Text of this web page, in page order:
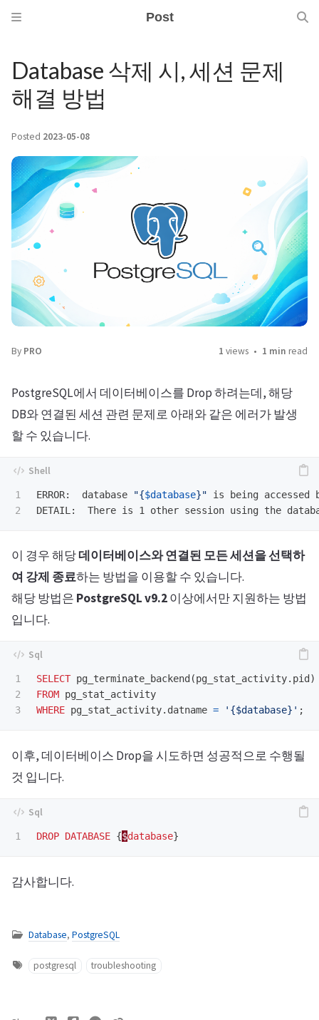
Post
Database 삭제 시, 세션 문제
해결 방법
Posted 2023-05-08
By PRO 1 views 1 min read
PostgreSQL에서 데이터베이스를 Drop 하려는데, 해당
DB와 연결된 세션 관련 문제로 아래와 같은 에러가 발생
할 수 있습니다.
1
ERROR:  database "{$database}" is being accessed
이 경우 해당데이터베이스와 연결된 모든 세션을 선택하
여 강제 종료하는 방법을 이용할 수 있습니다.
해당 방법은 PostgreSQL v9.2이상에서만 지원하는 방법
입니다.
1
2
SELECT pg_terminate_backend (pg_stat_activity. pid )
FROM pg_stat_activity
WHERE pg_stat_activity. datname = '{$database}' ;
이후, 데이터베이스 Drop을 시도하면 성공적으로 수행될
것 입니다.
DROP DATABASE {$database}
감사합니다.
Database, PostgreSQL
postgresql troubleshooting